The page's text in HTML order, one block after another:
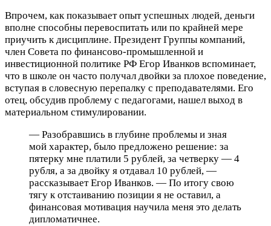
Впрочем, как показывает опыт успешных людей, деньги
вполне способны перевоспитать или по крайней мере
приучить к дисциплине. Президент Группы компаний,
член Совета по финансово-промышленной и
инвестиционной политике РФ Егор Иванков вспоминает,
что в школе он часто получал двойки за плохое поведение,
вступая в словесную перепалку с преподавателями. Его
отец, обсудив проблему с педагогами, нашел выход в
материальном стимулировании.
— Разобравшись в глубине проблемы и зная
мой характер, было предложено решение: за
пятерку мне платили 5 рублей, за четверку — 4
рубля, а за двойку я отдавал 10 рублей, —
рассказывает Егор Иванков. — По итогу свою
тягу к отстаиванию позиции я не оставил, а
финансовая мотивация научила меня это делать
дипломатичнее.